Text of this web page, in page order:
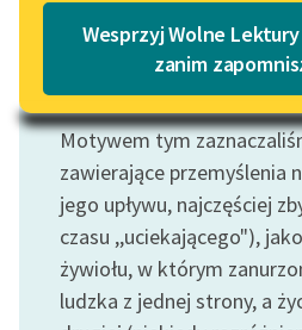
Lektury szkolne i klasyka
literatury do słuchania dla
uczennic i uczniów z
niepełnosprawnościami
E-kolekcja lektur
szkolnych i literatury do
słuchania dla uczennic i
uczniów z
niepełnosprawnościami
Wesprzyj Wolne
zanim
Motyw: Czas
Motywem tym
zawierające przemyślenia
jego upływu, najczęściej
czasu ,,uciekającego"),
żywiołu, w którym
ludzka z jednej strony, a